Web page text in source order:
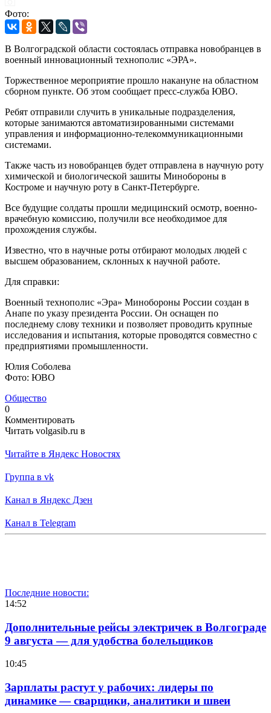
Фото:
В Волгоградской области состоялась отправка новобранцев в
военный инновационный технополис «ЭРА».
Торжественное мероприятие прошло накануне на областном
сборном пункте. Об этом сообщает пресс-служба ЮВО.
Ребят отправили случить в уникальные подразделения,
которые занимаются автоматизированными системами
управления и информационно-телекоммуникационными
системами.
Также часть из новобранцев будет отправлена в научную роту
химической и биологической зашиты Минобороны в
Костроме и научную роту в Санкт-Петербурге.
Все будущие солдаты прошли медицинский осмотр, военно-
врачебную комиссию, получили все необходимое для
прохождения службы.
Известно, что в научные роты отбирают молодых людей с
высшем образованием, склонных к научной работе.
Для справки:
Военный технополис «Эра» Минобороны России создан в
Анапе по указу президента России. Он оснащен по
последнему слову техники и позволяет проводить крупные
исследования и испытания, которые проводятся совместно с
предприятиями промышленности.
Юлия Соболева
Фото: ЮВО
Общество
0
Комментировать
Читать volgasib.ru в
Читайте в Яндекс Новостях
Группа в vk
Канал в Яндекс Дзен
Канал в Telegram
Последние новости:
14:52
Дополнительные рейсы электричек в Волгограде
9 августа — для удобства болельщиков
10:45
Зарплаты растут у рабочих: лидеры по
динамике — сварщики, аналитики и швеи